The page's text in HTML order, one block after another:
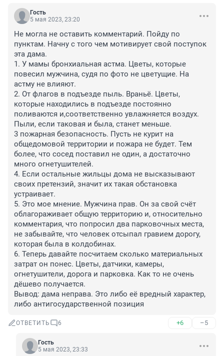
Гость
5 мая 2023, 23:20
Не могла не оставить комментарий. Пойду по
пунктам. Начну с того чем мотивирует свой поступок
эта дама.
1. У мамы бронхиальная астма. Цветы, которые
повесил мужчина, судя по фото не цветущие. На
астму не влияют.
2. От флагов в подъезде пыль. Враньё. Цветы,
которые находились в подъезде постоянно
поливаются и,соответственно увлажняется воздух.
Пыли, если таковая и была, станет меньше.
3 пожарная безопасность. Пусть не курит на
общедомовой территории и пожара не будет. Тем
более, что сосед поставил не один, а достаточно
много огнетушителей.
4. Если остальные жильцы дома не высказывают
своих претензий, значит их такая обстановка
устраивает.
5. Это мое мнение. Мужчина прав. Он за свой счёт
облагораживает общую территорию и, относительно
комментария, что попросил два парковочных места,
не забывайте, что человек отсыпал гравием дорогу,
которая была в колдобинах.
6. Теперь давайте посчитаем сколько материальных
затрат он понес. Цветы, датчики, камеры,
огнетушители, дорога и парковка. Как то не очень
дёшево получается.
Вывод: дама неправа. Это либо её вредный характер,
либо антигосударственной позиция
ОТВЕТИТЬ 6 +6 –5
Гость
5 мая 2023, 23:33